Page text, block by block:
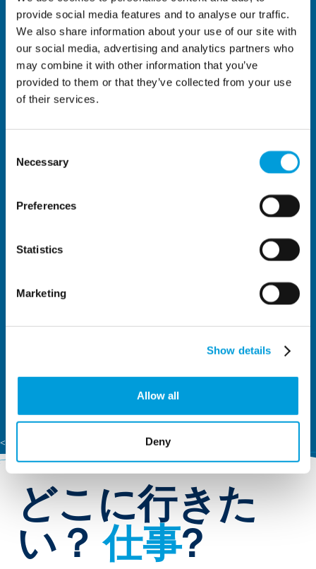
provide social media features and to analyse our traffic.
We also share information about your use of our site with
our social media, advertising and analytics partners who
may combine it with other information that you’ve
provided to them or that they’ve collected from your use
of their services.
Selection
Necessary
Preferences
Statistics
Marketing
Show details
Allow all
Deny
<?xml version="1.0" encoding="UTF-8"?
どこに行きた
い？仕事?
フリート
1 空席状況